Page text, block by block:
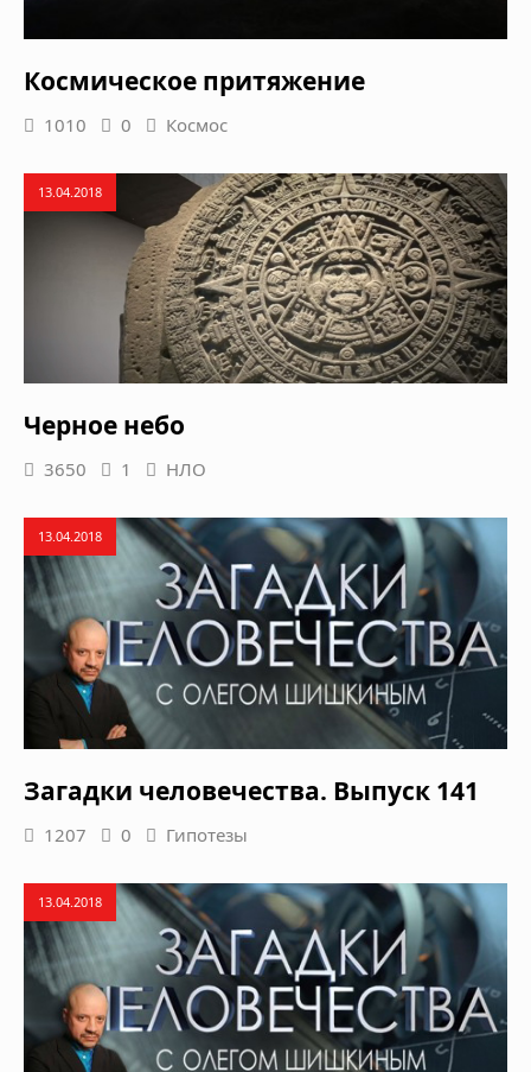
Космическое притяжение
1010 0 Космос
13.04.2018
Черное небо
3650 1 НЛО
13.04.2018
Загадки человечества. Выпуск 141
1207 0 Гипотезы
13.04.2018